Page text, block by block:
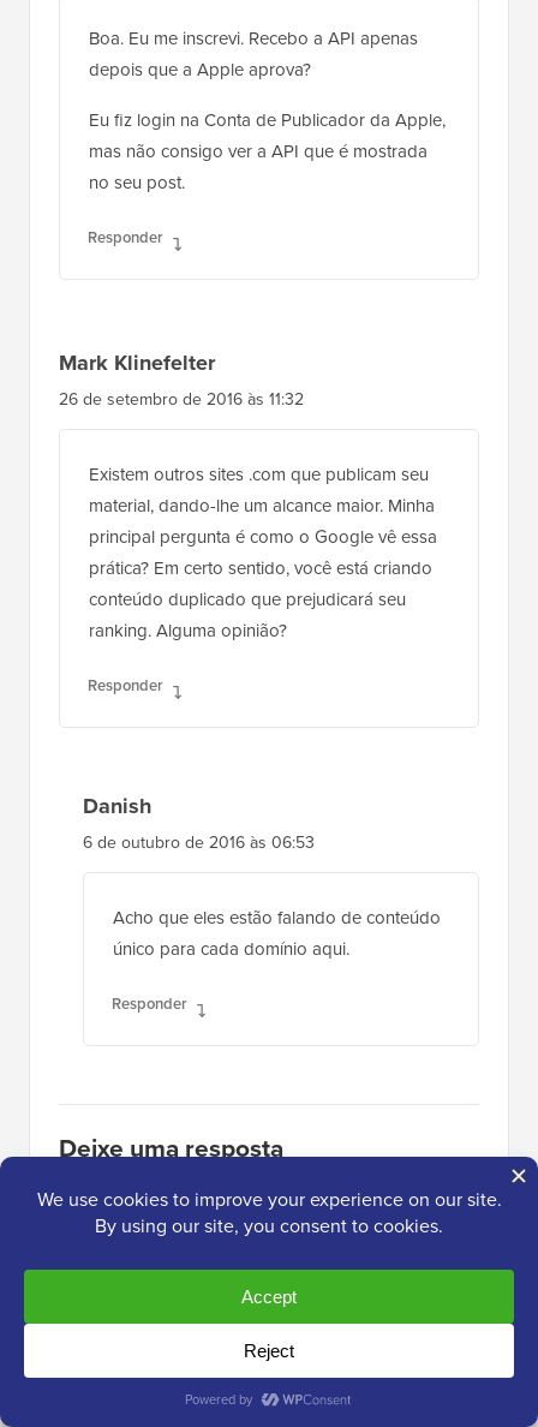
Boa. Eu me inscrevi. Recebo a API apenas
depois que a Apple aprova?
Eu fiz login na Conta de Publicador da Apple,
mas não consigo ver a API que é mostrada
no seu post.
Responder
Mark Klinefelter
26 de setembro de 2016 às 11:32
Existem outros sites .com que publicam seu
material, dando-lhe um alcance maior. Minha
principal pergunta é como o Google vê essa
prática? Em certo sentido, você está criando
conteúdo duplicado que prejudicará seu
ranking. Alguma opinião?
Responder
Danish
6 de outubro de 2016 às 06:53
Acho que eles estão falando de conteúdo
único para cada domínio aqui.
Responder
Deixe uma resposta
Obrigado por escolher deixar um comentário. Por
favor, tenha em mente que todos os comentários são
moderados de acordo com nossapolítica de
, e seu endereço de e-mail NÃO será
publicado. Por favor, NÃO use palavras-chave no
campo do nome. Vamos ter uma conversa pessoal e